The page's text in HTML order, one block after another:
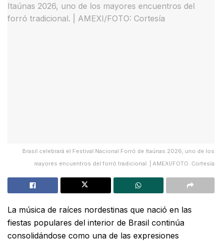
Brasil celebrará el Festival Nacional Forró de Itaúnas 2026, uno de los
mayores encuentros del forró tradicional. | AMEXI/FOTO: Cortesía
La música de raíces nordestinas que nació en las
fiestas populares del interior de Brasil continúa
consolidándose como una de las expresiones